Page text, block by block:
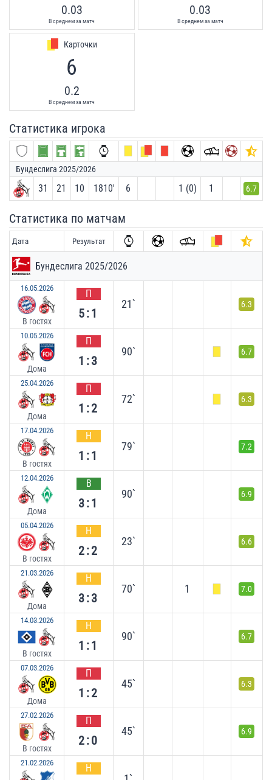
0.03
В среднем за матч
0.03
В среднем за матч
Карточки
6
0.2
В среднем за матч
Статистика игрока
Бундеслига 2025/2026
31 21 10 1810′ 6 1 (0) 1 6.7
Статистика по матчам
Дата Результат
Бундеслига 2025/2026
16.05.2026
В гостях
П
5:1
21` 6.3
10.05.2026
Дома
П
1:3
90` 6.7
25.04.2026
Дома
П
1:2
72` 6.3
17.04.2026
В гостях
Н
1:1
79` 7.2
12.04.2026
Дома
В
3:1
90` 6.9
05.04.2026
В гостях
Н
2:2
23` 6.6
21.03.2026
Дома
Н
3:3
70` 1 7.0
14.03.2026
В гостях
Н
1:1
90` 6.7
07.03.2026
Дома
П
1:2
45` 6.3
27.02.2026
В гостях
П
2:0
45` 6.9
21.02.2026 Н